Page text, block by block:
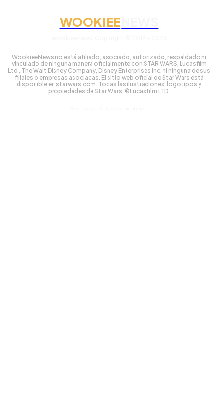
WOOKIEE
WookieeNews no está afiliado, asociado, autorizado, respaldado ni
vinculado de ninguna manera oficialmente con STAR WARS, Lucasfilm
Ltd., The Walt Disney Company, Disney Enterprises Inc. ni ninguna de sus
filiales o empresas asociadas. El sitio web oficial de Star Wars está
disponible en starwars.com. Todas las ilustraciones, logotipos y
propiedades de Star Wars: ©Lucasfilm LTD.